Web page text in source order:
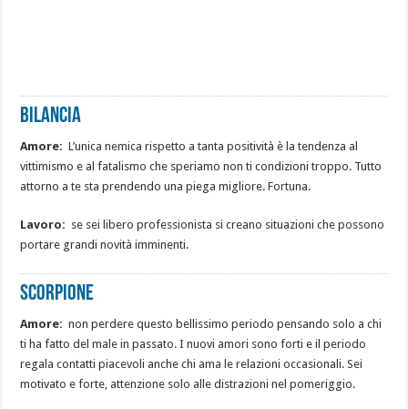
Bilancia
Amore: L’unica nemica rispetto a tanta positività è la tendenza al
vittimismo e al fatalismo che speriamo non ti condizioni troppo. Tutto
attorno a te sta prendendo una piega migliore. Fortuna.
Lavoro: se sei libero professionista si creano situazioni che possono
portare grandi novità imminenti.
Scorpione
Amore: non perdere questo bellissimo periodo pensando solo a chi
ti ha fatto del male in passato. I nuovi amori sono forti e il periodo
regala contatti piacevoli anche chi ama le relazioni occasionali. Sei
motivato e forte, attenzione solo alle distrazioni nel pomeriggio.